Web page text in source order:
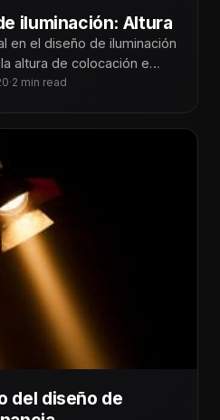
iluminación: Altura
en el diseño de iluminación
altura de colocación e
·2 min read
del diseño de